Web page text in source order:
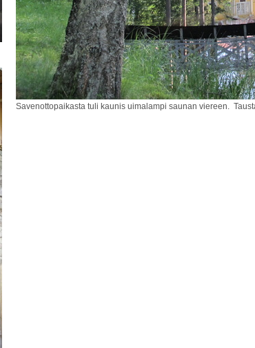
Savenottopaikasta tuli kaunis uimalampi saunan viereen.